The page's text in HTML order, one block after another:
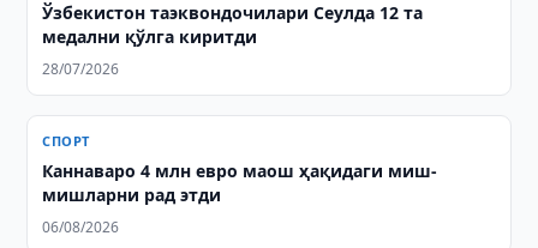
Ўзбекистон таэквондочилари Сеулда 12 та
медални қўлга киритди
28/07/2026
СПОРТ
Каннаваро 4 млн евро маош ҳақидаги миш-
мишларни рад этди
06/08/2026